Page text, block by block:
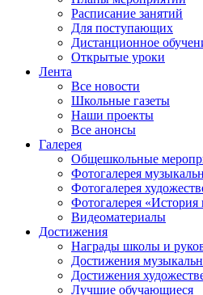
Расписание занятий
Для поступающих
Дистанционное
Открытые уроки
Лента
Все новости
Школьные газеты
Наши проекты
Все анонсы
Галерея
Общешкольные
Фотогалерея
Фотогалерея
Фотогалерея
Видеоматериалы
Достижения
Награды школы и
Достижения
Достижения
Лучшие обучающиеся